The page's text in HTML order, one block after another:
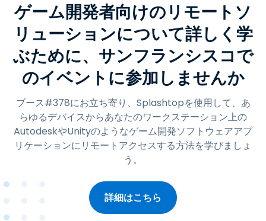
ゲーム開発者向けのリモートソ
リューションについて詳しく学
ぶために、サンフランシスコで
のイベントに参加しませんか
ブース#378にお立ち寄り、Splashtopを使用して、あ
らゆるデバイスからあなたのワークステーション上の
AutodeskやUnityのようなゲーム開発ソフトウェアアプ
リケーションにリモートアクセスする方法を学びましょ
う。
詳細はこちら